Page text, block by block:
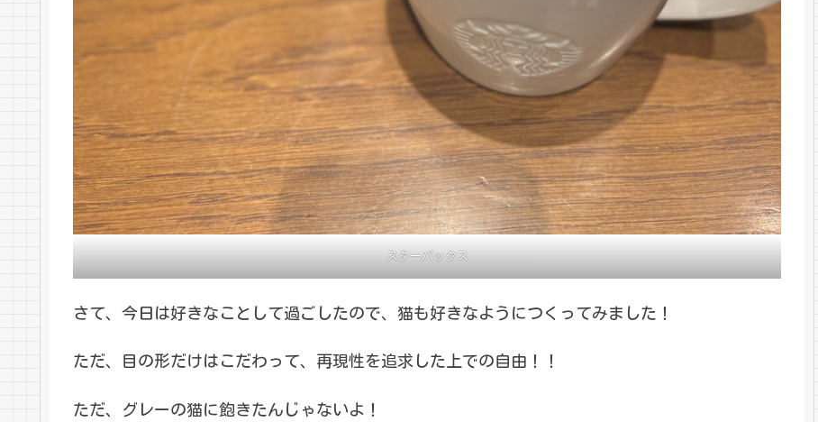
スターバックス
さて、今日は好きなことして過ごしたので、猫も好きなようにつくってみました！
ただ、目の形だけはこだわって、再現性を追求した上での自由！！
ただ、グレーの猫に飽きたんじゃないよ！